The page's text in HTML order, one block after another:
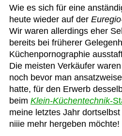
Wie es sich für eine
heute wieder auf der
Wir waren allerdings eher
bereits bei früherer
Küchenpornographie
Die meisten Verkäufer
noch bevor man
hatte, für den Erwerb
beim Klein-Küchentechnik-
meine letztes Jahr
niiie mehr hergeben möchte!